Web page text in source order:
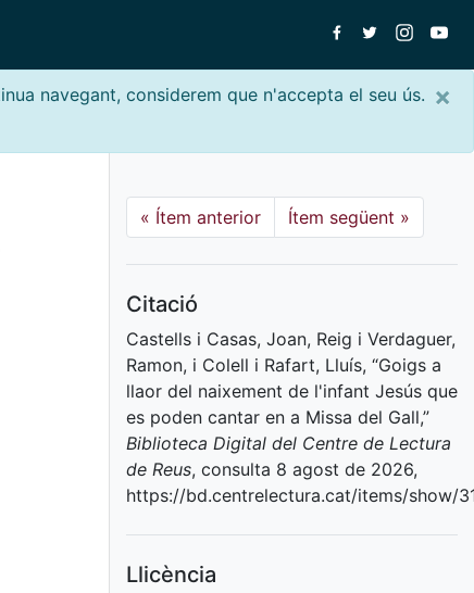
×
navegant, considerem que n'accepta el seu ús.
« Ítem anterior Ítem següent »
Citació
Castells i Casas, Joan, Reig i Verdaguer,
Ramon, i Colell i Rafart, Lluís, “Goigs a
llaor del naixement de l'infant Jesús que
es poden cantar en a Missa del Gall,”
Biblioteca Digital del Centre de Lectura
de Reus, consulta 8 agost de 2026,
https://bd.centrelectura.cat/items/show/
Llicència